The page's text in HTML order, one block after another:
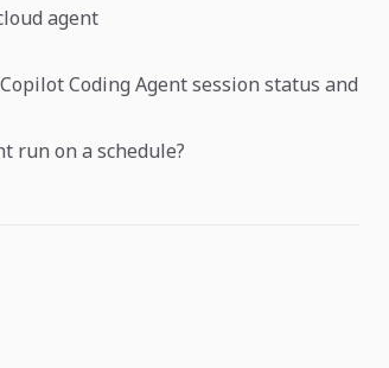
agent
Coding Agent session status and
run on a schedule?